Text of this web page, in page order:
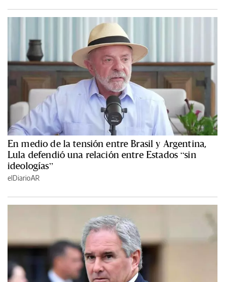
En medio de la tensión entre Brasil y Argentina,
Lula defendió una relación entre Estados “sin
ideologías”
elDiarioAR